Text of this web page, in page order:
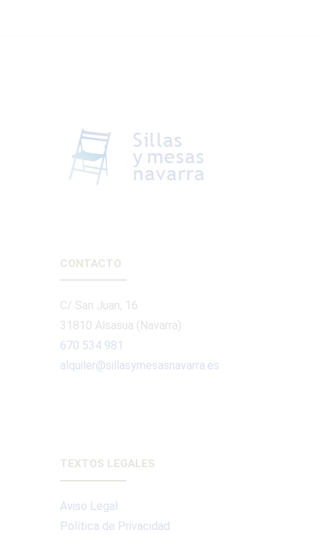
CONTACTO
C/ San Juan, 16
31810 Alsasua (Navarra)
670 534 981
alquiler@sillasymesasnavarra.es
TEXTOS LEGALES
Aviso Legal
Política de Privacidad